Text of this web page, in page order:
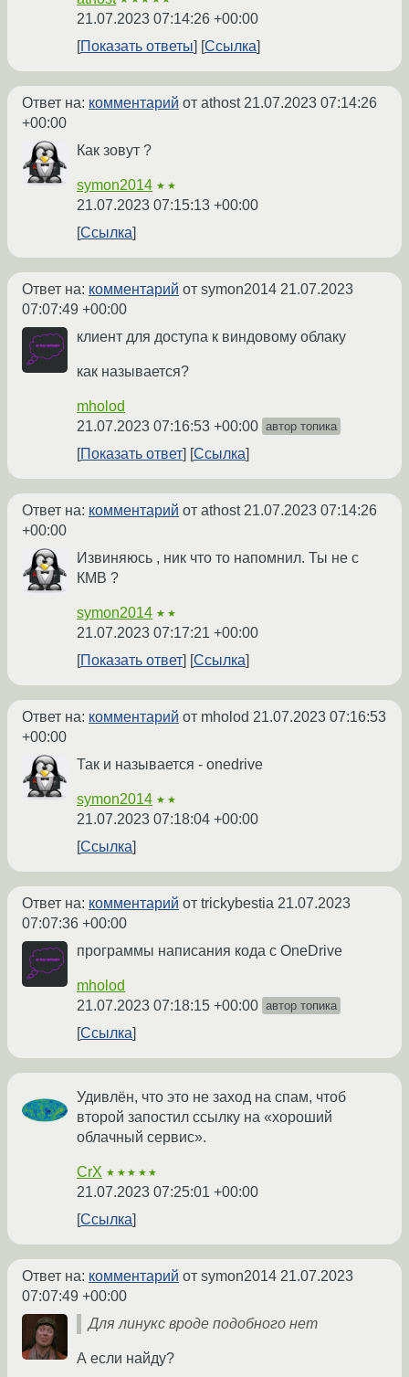
21.07.2023 07:14:26 +00:00
Показать ответы
Ссылка
Ответ на: комментарий от athost 21.07.2023 07:14:26
+00:00
Как зовут ?
symon2014 ★★
21.07.2023 07:15:13 +00:00
Ссылка
Ответ на: комментарий от symon2014 21.07.2023
07:07:49 +00:00
клиент для доступа к виндовому облаку
как называется?
mholod
21.07.2023 07:16:53 +00:00 автор топика
Показать ответ Ссылка
Ответ на: комментарий от athost 21.07.2023 07:14:26
+00:00
Извиняюсь , ник что то напомнил. Ты не с
КМВ ?
symon2014 ★★
21.07.2023 07:17:21 +00:00
Показать ответ
Ссылка
Ответ на: комментарий от mholod 21.07.2023 07:16:53
+00:00
Так и называется - onedrive
symon2014 ★★
21.07.2023 07:18:04 +00:00
Ссылка
Ответ на: комментарий от trickybestia 21.07.2023
07:07:36 +00:00
программы написания кода с OneDrive
mholod
21.07.2023 07:18:15 +00:00 автор топика
Ссылка
Удивлён, что это не заход на спам, чтоб
второй запостил ссылку на «хороший
облачный сервис».
CrX ★★★★★
21.07.2023 07:25:01 +00:00
Ссылка
Ответ на: комментарий от symon2014 21.07.2023
07:07:49 +00:00
Для линукс вроде подобного нет
А если найду?